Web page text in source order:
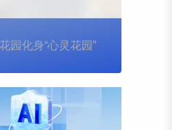
园化身“心灵花园”